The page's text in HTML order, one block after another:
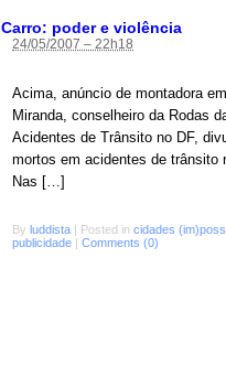
Carro: poder e violência
24/05/2007 – 22h18
Acima, anúncio de montadora
Miranda, conselheiro da Rodas
Acidentes de Trânsito no DF,
mortos em acidentes de trânsito
Nas […]
By luddista | Posted in cidades
publicidade | Comments (0)